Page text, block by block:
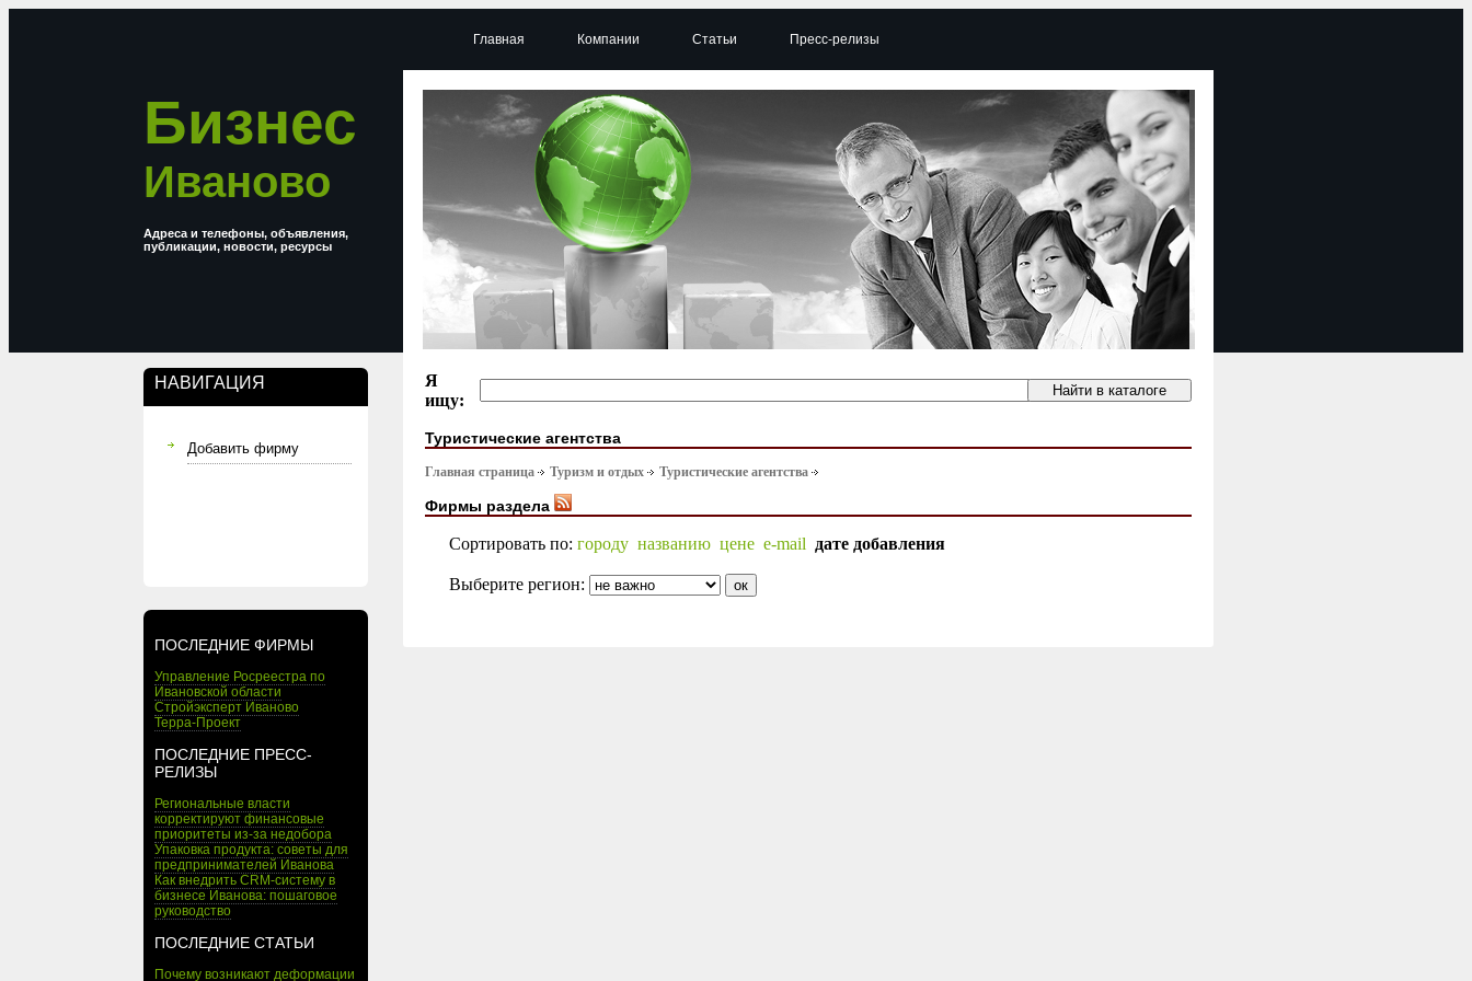
Бизнес
Иваново
Адреса и телефоны, объявления,
публикации, новости, ресурсы
НАВИГАЦИЯ
Добавить фирму
ПОСЛЕДНИЕ ФИРМЫ
Управление Росреестра по
Ивановской области
Стройэксперт Иваново
Терра-Проект
ПОСЛЕДНИЕ ПРЕСС-
РЕЛИЗЫ
Региональные власти
корректируют финансовые
приоритеты из-за недобора
Упаковка продукта: советы для
предпринимателей Иванова
Как внедрить CRM-систему в
бизнесе Иванова: пошаговое
руководство
ПОСЛЕДНИЕ СТАТЬИ
Почему возникают деформации
Главная Компании Статьи Пресс-релизы
Я
ищу:
Туристические агентства
Главная страница Туризм и отдых Туристические агентства
Фирмы раздела
Сортировать по: городу названию цене e-mail дате добавления
Выберите регион: